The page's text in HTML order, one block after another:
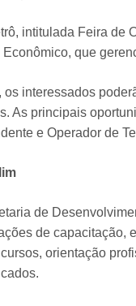
intitulada Feira de
que
os interessados
As principais
e Operador de
de
de capacitação,
orientação